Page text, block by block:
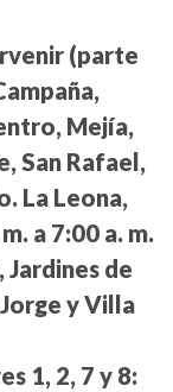
(parte
Mejía,
San Rafael,
La Leona,
a 7:00 a. m.
de
y Villa
1, 2, 7 y 8: